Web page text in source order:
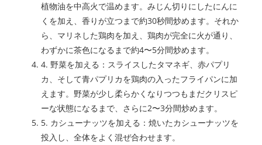
植物油を中高火で温めます。みじん切りにしたにんに
くを加え、香りが立つまで約30秒間炒めます。それか
ら、マリネした鶏肉を加え、鶏肉が完全に火が通り、
わずかに茶色になるまで約4〜5分間炒めます。
4. 野菜を加える：スライスしたタマネギ、赤パプリ
カ、そして青パプリカを鶏肉の入ったフライパンに加
えます。野菜が少し柔らかくなりつつもまだクリスピ
ーな状態になるまで、さらに2〜3分間炒めます。
5. カシューナッツを加える：焼いたカシューナッツを
投入し、全体をよく混ぜ合わせます。